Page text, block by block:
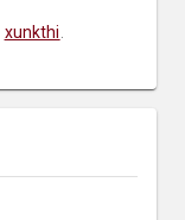
xunkthi